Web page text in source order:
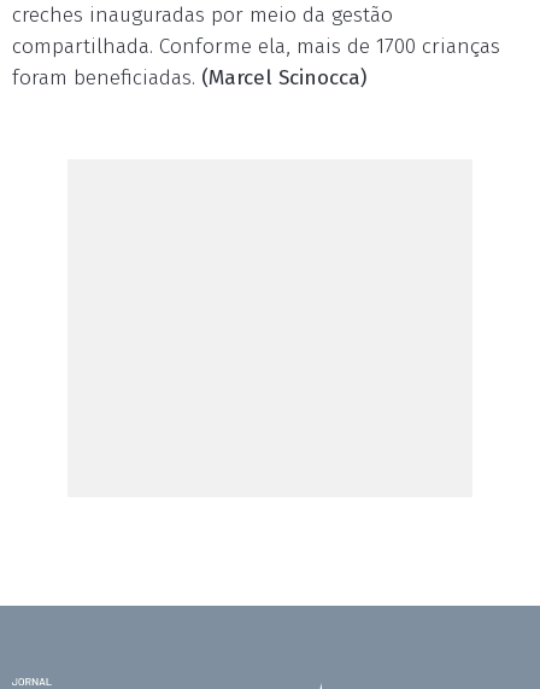
creches inauguradas por meio da gestão
compartilhada. Conforme ela, mais de 1700 crianças
foram beneficiadas. (Marcel Scinocca)